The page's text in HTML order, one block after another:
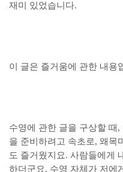
재미 있었습니다.
이 글은 즐거움에 관한 내용
수영에 관한 글을 구상할 때
을 준비하려고 속초로, 왜목
도 즐거웠지요. 사람들에게
하더군요. 수영 자체가 저에